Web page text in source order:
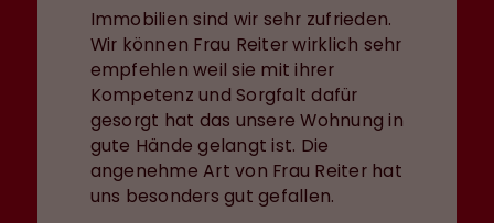
Immobilien sind wir sehr zufrieden.
Wir können Frau Reiter wirklich sehr
empfehlen weil sie mit ihrer
Kompetenz und Sorgfalt dafür
gesorgt hat das unsere Wohnung in
gute Hände gelangt ist. Die
angenehme Art von Frau Reiter hat
uns besonders gut gefallen.